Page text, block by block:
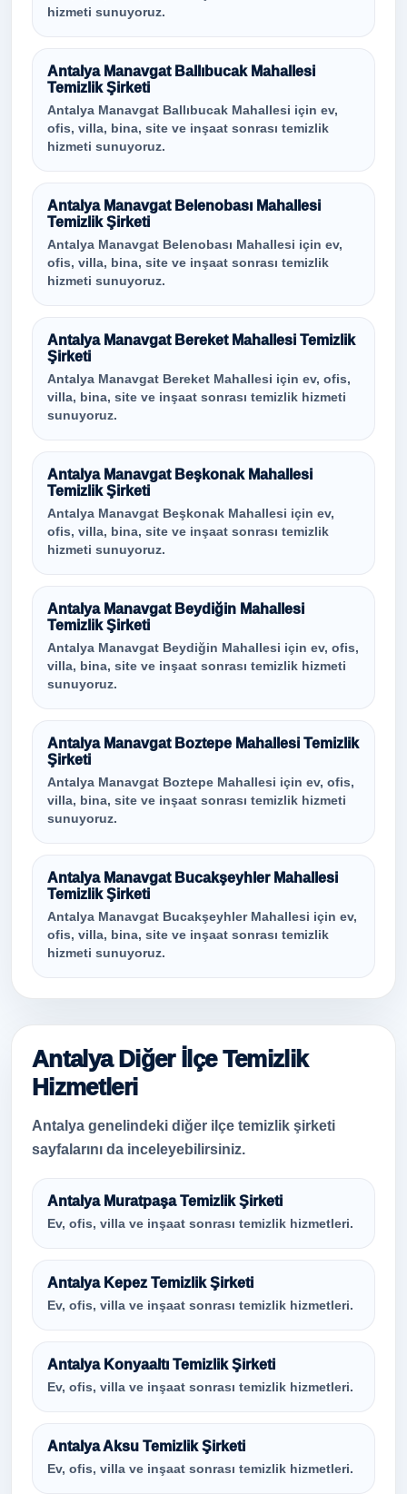
hizmeti sunuyoruz.
Antalya Manavgat Ballıbucak Mahallesi
Temizlik Şirketi
Antalya Manavgat Ballıbucak Mahallesi için ev,
ofis, villa, bina, site ve inşaat sonrası temizlik
hizmeti sunuyoruz.
Antalya Manavgat Belenobası Mahallesi
Temizlik Şirketi
Antalya Manavgat Belenobası Mahallesi için ev,
ofis, villa, bina, site ve inşaat sonrası temizlik
hizmeti sunuyoruz.
Antalya Manavgat Bereket Mahallesi Temizlik
Şirketi
Antalya Manavgat Bereket Mahallesi için ev, ofis,
villa, bina, site ve inşaat sonrası temizlik hizmeti
sunuyoruz.
Antalya Manavgat Beşkonak Mahallesi
Temizlik Şirketi
Antalya Manavgat Beşkonak Mahallesi için ev,
ofis, villa, bina, site ve inşaat sonrası temizlik
hizmeti sunuyoruz.
Antalya Manavgat Beydiğin Mahallesi
Temizlik Şirketi
Antalya Manavgat Beydiğin Mahallesi için ev, ofis,
villa, bina, site ve inşaat sonrası temizlik hizmeti
sunuyoruz.
Antalya Manavgat Boztepe Mahallesi Temizlik
Şirketi
Antalya Manavgat Boztepe Mahallesi için ev, ofis,
villa, bina, site ve inşaat sonrası temizlik hizmeti
sunuyoruz.
Antalya Manavgat Bucakşeyhler Mahallesi
Temizlik Şirketi
Antalya Manavgat Bucakşeyhler Mahallesi için ev,
ofis, villa, bina, site ve inşaat sonrası temizlik
hizmeti sunuyoruz.
Antalya Diğer İlçe Temizlik
Hizmetleri
Antalya genelindeki diğer ilçe temizlik şirketi
sayfalarını da inceleyebilirsiniz.
Antalya Muratpaşa Temizlik Şirketi
Ev, ofis, villa ve inşaat sonrası temizlik hizmetleri.
Antalya Kepez Temizlik Şirketi
Ev, ofis, villa ve inşaat sonrası temizlik hizmetleri.
Antalya Konyaaltı Temizlik Şirketi
Ev, ofis, villa ve inşaat sonrası temizlik hizmetleri.
Antalya Aksu Temizlik Şirketi
Ev, ofis, villa ve inşaat sonrası temizlik hizmetleri.